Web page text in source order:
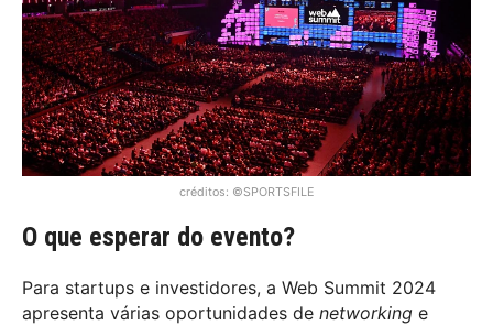
créditos: ©SPORTSFILE
O que esperar do evento?
Para startups e investidores, a Web Summit 2024
apresenta várias oportunidades de networking e